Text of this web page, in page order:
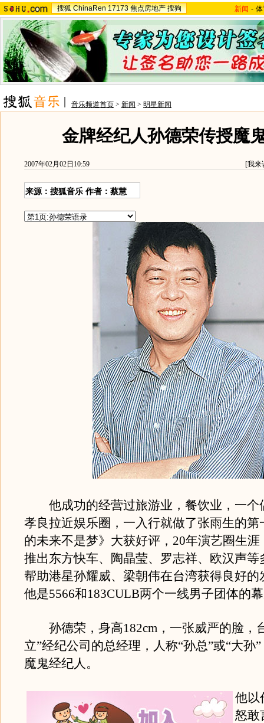
搜狐 ChinaRen 17173 焦点房地产 搜狗 新闻 -
音乐频道首页 > 新闻 > 明星新闻
金牌经纪人孙德荣传授魔
2007年02月02日10:59 [我来
来源：搜狐音乐 作者：蔡慧
他成功的经营过旅游业，餐饮业，一个
孝良拉近娱乐圈，一入行就做了张雨生的第
的未来不是梦》大获好评，20年演艺圈生
推出东方快车、陶晶莹、罗志祥、欧汉声等
帮助港星孙耀威、梁朝伟在台湾获得良好的
他是5566和183CULB两个一线男子团体的
孙德荣，身高182cm，一张威严的脸，
立”经纪公司的总经理，人称“孙总”或“大孙
魔鬼经纪人。
他以
怒敢